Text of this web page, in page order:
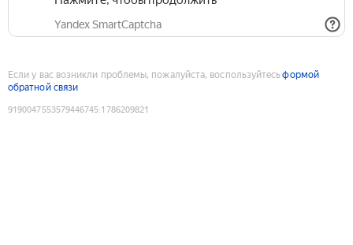
Yandex SmartCaptcha
Если у вас возникли проблемы, пожалуйста, воспользуйтесьформой
обратной связи
9190047553579446745:1786209821